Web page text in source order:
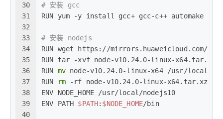
30
31
32
33
34
35
36
37
38
39
40
# 安装 gcc
RUN yum -y install gcc+ gcc-c++ automake
# 安装 nodejs
RUN wget https://mirrors.huaweicloud.com/
RUN tar -xvf node-v10.24.0-linux-x64.tar.xz
RUN mv node-v10.24.0-linux-x64 /usr/local/
RUN
rm -rf node-v10.24.0-linux-x64.tar.xz
ENV NODE_HOME /usr/local/nodejs10
ENV PATH $PATH: $NODE_HOME/bin